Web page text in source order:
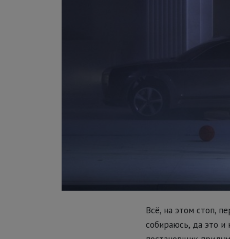
Всё, на этом стоп,
собираюсь, да это и